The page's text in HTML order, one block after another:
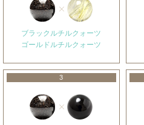
ブラックルチルクォーツ
ゴールドルチルクォーツ
3